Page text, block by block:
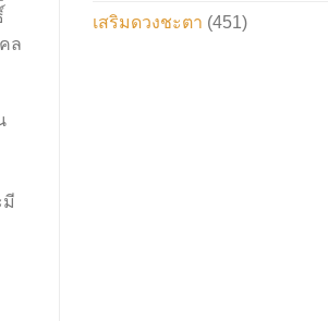
ล
มี
เสริมดวงชะตา (451)